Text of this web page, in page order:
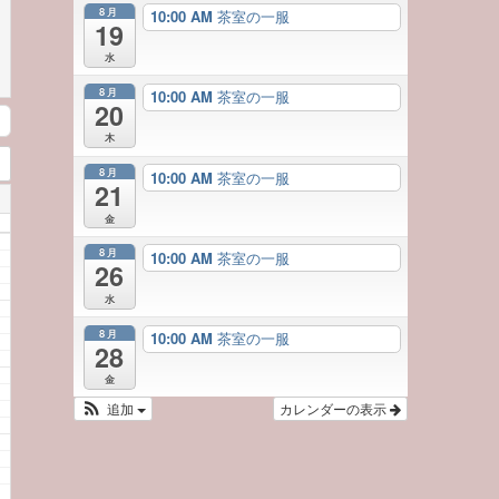
8月
19
水
10:00 AM 茶室の一服
8月
20
木
10:00 AM 茶室の一服
8月
21
金
10:00 AM 茶室の一服
8月
26
水
10:00 AM 茶室の一服
8月
28
金
10:00 AM 茶室の一服
カレンダーの表示
追加